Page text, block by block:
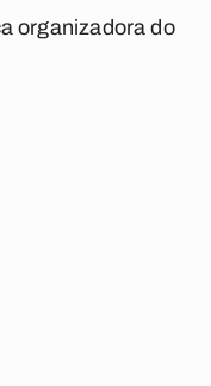
organizadora do